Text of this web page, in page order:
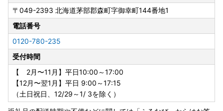
【重要】佐川急便の荷物転送有料化のお知らせ
お申込み時に、ご登録の住所を必ずご確認ください！
・引っ越し前の住所になっていないか
・番地、部屋番号などに誤りがないか
佐川急便の規定変更により、2023年6月1日（木）以降、お
荷物の送り状に記載されたご住所以外にお届け先を変更（転
送）する場合、送り状に記載されたお届け先から変更後のお
届け先までの配送料が着払いで発生いたします。
〒049-2393 北海道茅部郡森町字御幸町144番地1
電話番号
0120-780-235
受付時間
【 2月〜11月】平日10:00～17:00
【12月〜翌1月】平日 9:00～17:15
（土日祝日、12/29～1/ 3を除く）